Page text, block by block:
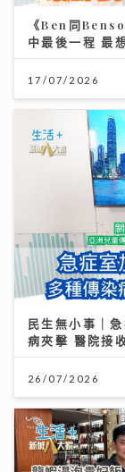
《Ben同
中最後一程 最
17/07/2026
民生無小事｜
病夾擊 醫院接
26/07/2026